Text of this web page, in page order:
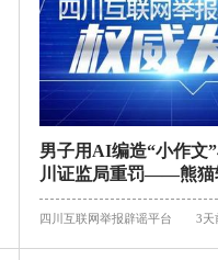
男子用AI编造“小作文
川证监局重罚——熊猫
月4日）
四川互联网举报辟谣平台 3天